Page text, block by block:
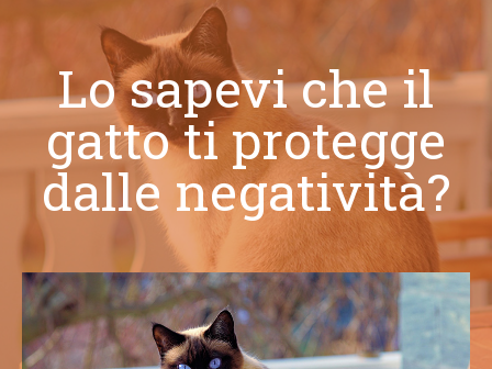
Lo sapevi che il
gatto ti protegge
dalle negatività?